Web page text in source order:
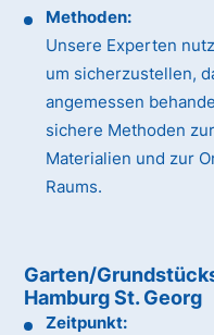
Methoden:
Unsere Experten
um sicherzustellen,
angemessen
sichere Methoden
Materialien und zur
Raums.
Garten/
Hamburg St. Georg
Zeitpunkt: